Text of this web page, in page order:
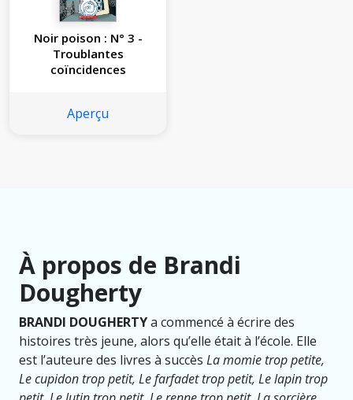
Noir poison : N° 3 -
Troublantes
coïncidences
Aperçu
À propos de Brandi
Dougherty
BRANDI DOUGHERTYa commencé à écrire des
histoires très jeune, alors qu’elle était à l’école. Elle
est l’auteure des livres à succès La momie trop petite,
Le cupidon trop petit, Le farfadet trop petit, Le lapin trop